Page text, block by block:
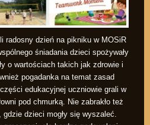
radosny dzień na pikniku w MOSiR
śniadania dzieci spożywały
o wartościach takich jak zdrowie i
pogadanka na temat zasad
edukacyjnej uczniowie grali w
pod chmurką. Nie zabrakło też
dzieci mogły się wyszaleć.